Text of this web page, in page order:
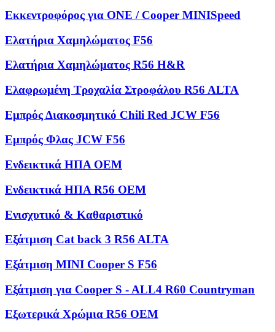
Εκκεντροφόρος για ONE / Cooper MINISpeed
Ελατήρια Χαμηλώματος F56
Ελατήρια Χαμηλώματος R56 H&R
Ελαφρωμένη Τροχαλία Στροφάλου R56 ALTA
Εμπρός Διακοσμητικό Chili Red JCW F56
Εμπρός Φλας JCW F56
Ενδεικτικά ΗΠΑ OEM
Ενδεικτικά ΗΠΑ R56 OEM
Ενισχυτικό & Καθαριστικό
Εξάτμιση Cat back 3 R56 ALTA
Εξάτμιση MINI Cooper S F56
Εξάτμιση για Cooper S - ALL4 R60 Countryman
Εξωτερικά Χρώμια R56 OEM